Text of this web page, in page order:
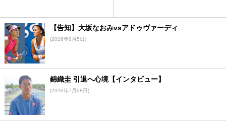
【告知】大坂なおみvsアドゥヴァーディ
(2026年8月5日)
錦織圭 引退へ心境【インタビュー】
(2026年7月28日)